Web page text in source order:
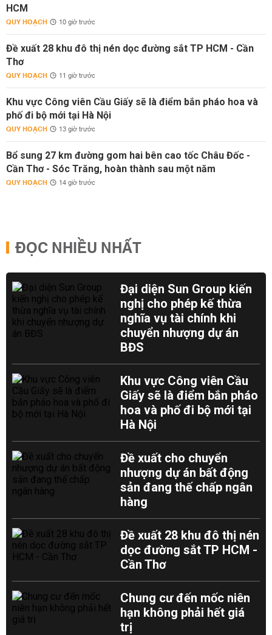
HCM
QUY HOẠCH 10 giờ trước
Đề xuất 28 khu đô thị nén dọc đường sắt TP HCM - Cần
Thơ
QUY HOẠCH 11 giờ trước
Khu vực Công viên Cầu Giấy sẽ là điểm bắn pháo hoa và
phố đi bộ mới tại Hà Nội
QUY HOẠCH 13 giờ trước
Bổ sung 27 km đường gom hai bên cao tốc Châu Đốc -
Cần Thơ - Sóc Trăng, hoàn thành sau một năm
QUY HOẠCH 14 giờ trước
ĐỌC NHIỀU NHẤT
Đại diện Sun Group kiến
nghị cho phép kế thừa
nghĩa vụ tài chính khi
chuyển nhượng dự án
BĐS
Khu vực Công viên Cầu
Giấy sẽ là điểm bắn pháo
hoa và phố đi bộ mới tại
Hà Nội
Đề xuất cho chuyển
nhượng dự án bất động
sản đang thế chấp ngân
hàng
Đề xuất 28 khu đô thị nén
dọc đường sắt TP HCM -
Cần Thơ
Chung cư đến mốc niên
hạn không phải hết giá
trị